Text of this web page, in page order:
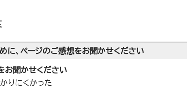
に、ページのご感想をお聞かせください
お聞かせください
りにくかった